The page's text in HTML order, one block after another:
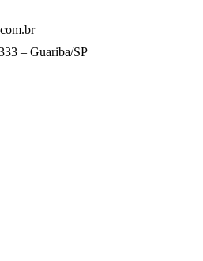
– Guariba/SP